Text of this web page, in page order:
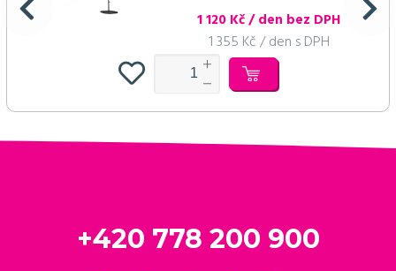
1 120 Kč / den bez DPH
1 355 Kč / den s DPH
+420 778 200 900